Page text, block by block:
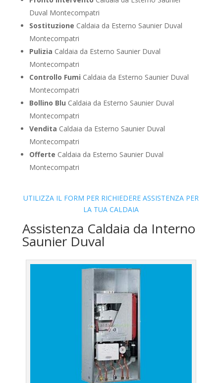
Duval Montecompatri
Sostituzione Caldaia da Esterno Saunier Duval
Montecompatri
Pulizia Caldaia da Esterno Saunier Duval
Montecompatri
Controllo Fumi Caldaia da Esterno Saunier Duval
Montecompatri
Bollino Blu Caldaia da Esterno Saunier Duval
Montecompatri
Vendita Caldaia da Esterno Saunier Duval
Montecompatri
Offerte Caldaia da Esterno Saunier Duval
Montecompatri
UTILIZZA IL FORM PER RICHIEDERE ASSISTENZA PER
LA TUA CALDAIA
Assistenza Caldaia da Interno
Saunier Duval